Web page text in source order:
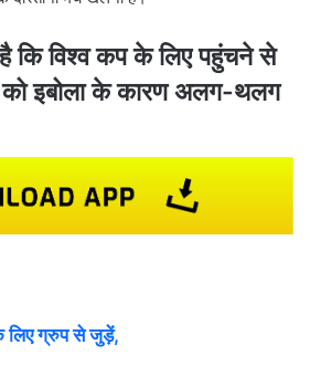
कि विश्व कप के लिए पहुंचने से
को इबोला के कारण अलग-थलग
लिए ग्रुप से जुड़ें,